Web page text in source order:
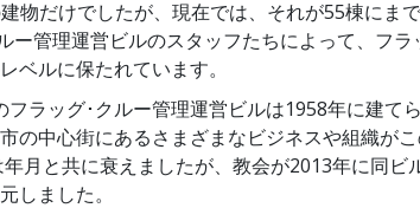
物だけでしたが、現在では、それが55棟にま
ー管理運営ビルのスタッフたちによって、フラ
ベルに保たれています。
ラッグ･クルー管理運営ビルは1958年に建て
の中心街にあるさまざまなビジネスや組織が
月と共に衰えましたが、教会が2013年に同ビ
しました。